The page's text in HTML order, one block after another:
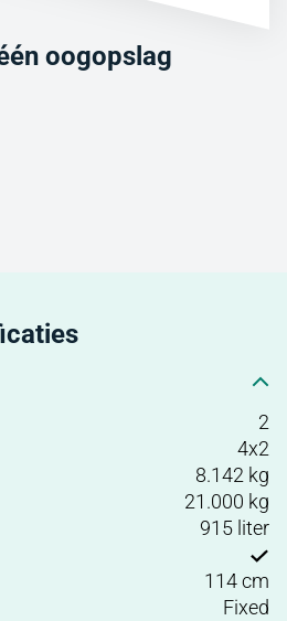
oogopslag
2
4x2
8.142 kg
21.000 kg
915 liter
114 cm
Fixed